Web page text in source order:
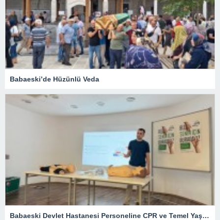
Babaeski’de Hüzünlü Veda
Babaeski Devlet Hastanesi Personeline CPR ve Temel Yaşam Desteği Eğitimi